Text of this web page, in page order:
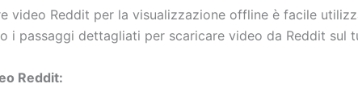
video Reddit per la visualizzazione offline è facile
i passaggi dettagliati per scaricare video da Reddit sul
Reddit: